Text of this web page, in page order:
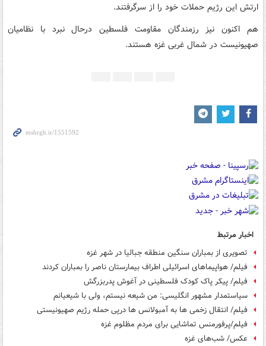
ارتش این رژیم حملات خود را از سرگرفتند.
هم اکنون نیز رزمندگان مقاومت فلسطین درحال نبرد با نظامیان
صهیونیست در شمال غربی غزه هستند.
اخبار مرتبط
تصویری از بمباران سنگین منطقه جبالیا در شهر غزه
فیلم/ هواپیماهای اسرائیلی اطراف بیمارستان ناصر را بمباران کردند
فیلم/ پیکر پاک کودک فلسطینی در آغوش پدربزرگش
سیاستمدار مشهور انگلیسی: من شیعه نیستم، ولی با شیعیانم
فیلم/ انتقال زخمی ها به آمبولانس ها درپی حمله رژیم صهیونیستی
فیلم/پرفورمنس تماشایی برای مردم مظلوم غزه
عکس/ شب‌های غزه